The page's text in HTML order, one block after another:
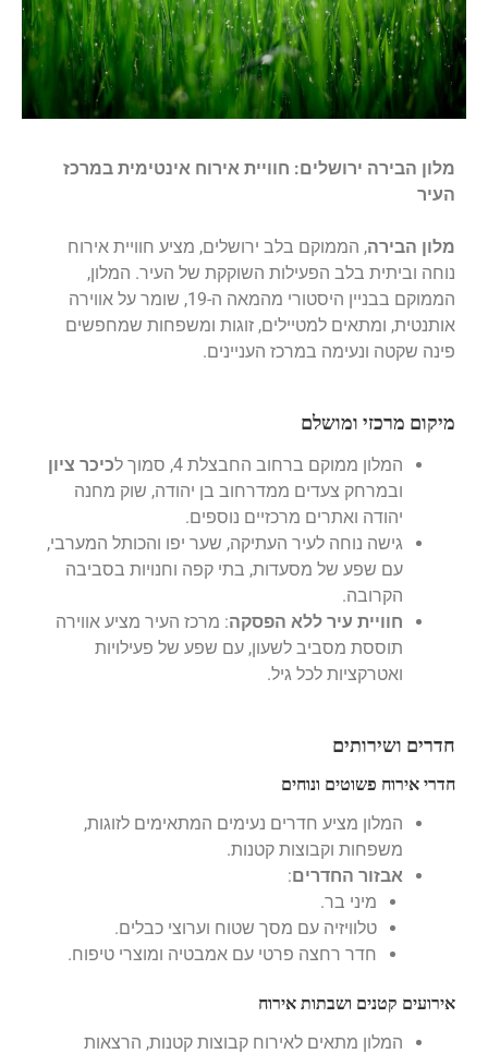
מלון הבירה ירושלים: חוויית אירוח אינטימית במרכז
העיר
מלון הבירה, הממוקם בלב ירושלים, מציע חוויית אירוח
נוחה וביתית בלב הפעילות השוקקת של העיר. המלון,
הממוקם בבניין היסטורי מהמאה ה-19, שומר על אווירה
אותנטית, ומתאים למטיילים, זוגות ומשפחות שמחפשים
פינה שקטה ונעימה במרכז העניינים.
מיקום מרכזי ומושלם
המלון ממוקם ברחוב החבצלת 4, סמוך ל
כיכר ציון
ובמרחק צעדים ממדרחוב בן יהודה, שוק מחנה
יהודה ואתרים מרכזיים נוספים.
גישה נוחה לעיר העתיקה, שער יפו והכותל המערבי,
עם שפע של מסעדות, בתי קפה וחנויות בסביבה
הקרובה.
חוויית עיר ללא הפסקה: מרכז העיר מציע אווירה
תוססת מסביב לשעון, עם שפע של פעילויות
ואטרקציות לכל גיל.
חדרים ושירותים
חדרי אירוח פשוטים ונוחים
המלון מציע חדרים נעימים המתאימים לזוגות,
משפחות וקבוצות קטנות.
אבזור החדרים:
מיני בר.
טלוויזיה עם מסך שטוח וערוצי כבלים.
חדר רחצה פרטי עם אמבטיה ומוצרי טיפוח.
אירועים קטנים ושבתות אירוח
המלון מתאים לאירוח קבוצות קטנות, הרצאות